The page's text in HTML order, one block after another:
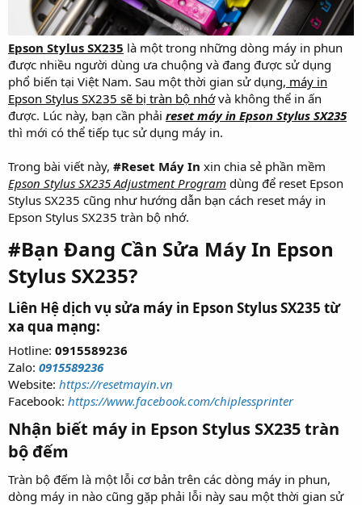
Epson Stylus SX235 là một trong những dòng máy in phun
được nhiều người dùng ưa chuộng và đang được sử dụng
phổ biến tại Việt Nam. Sau một thời gian sử dụng, máy in
Epson Stylus SX235 sẽ bị tràn bộ nhớvà không thể in ấn
được. Lúc này, bạn cần phải reset máy in Epson Stylus SX235
thì mới có thể tiếp tục sử dụng máy in.
Trong bài viết này, #Reset Máy In xin chia sẻ phần mềm
Epson Stylus SX235 Adjustment Program dùng để reset Epson
Stylus SX235 cũng như hướng dẫn bạn cách reset máy in
Epson Stylus SX235 tràn bộ nhớ.
#Bạn Đang Cần Sửa Máy In Epson
Stylus SX235?
Liên Hệ dịch vụ sửa máy in Epson Stylus SX235 từ
xa qua mạng:
Hotline: 0915589236
Zalo: 0915589236
Website: https://resetmayin.vn
Facebook: https://www.facebook.com/chiplessprinter
Nhận biết máy in Epson Stylus SX235 tràn
bộ đếm​
Tràn bộ đếm là một lỗi cơ bản trên các dòng máy in phun,
dòng máy in nào cũng gặp phải lỗi này sau một thời gian sử